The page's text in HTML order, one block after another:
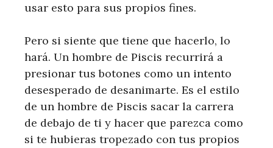
usar esto para sus propios fines.
Pero si siente que tiene que hacerlo, lo
hará. Un hombre de Piscis recurrirá a
presionar tus botones como un intento
desesperado de desanimarte. Es el estilo
de un hombre de Piscis sacar la carrera
de debajo de ti y hacer que parezca como
si te hubieras tropezado con tus propios